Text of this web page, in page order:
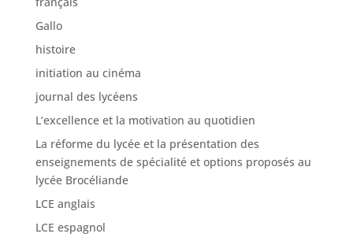
Gallo
histoire
initiation au cinéma
journal des lycéens
L’excellence et la motivation au quotidien
La réforme du lycée et la présentation des
enseignements de spécialité et options proposés au
lycée Brocéliande
LCE anglais
LCE espagnol